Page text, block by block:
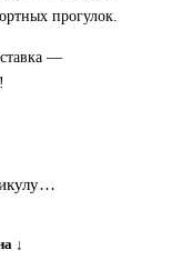
прогулок.
—
↓